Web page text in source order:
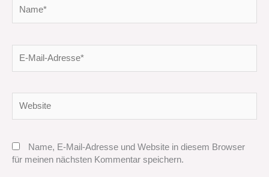
Mail-
Name, E-Mail-Adresse und Website in diesem Browser
für meinen nächsten Kommentar speichern.